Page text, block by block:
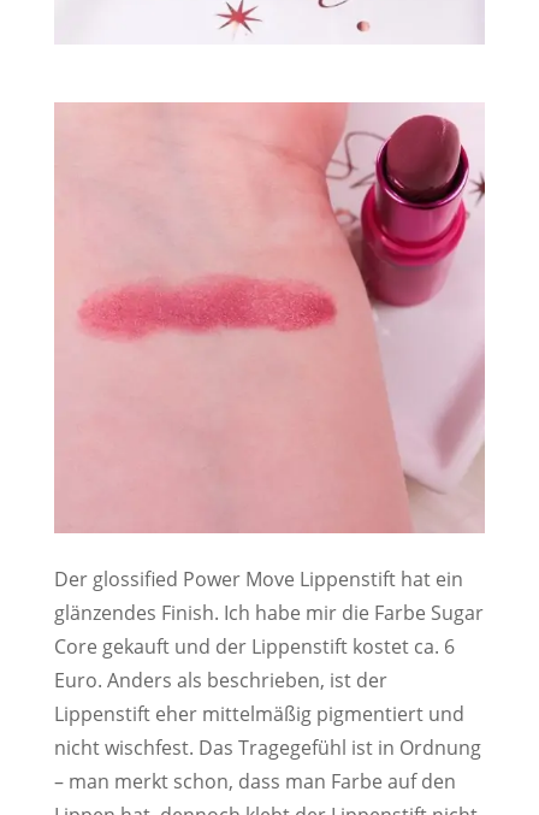
Der glossified Power Move Lippenstift hat ein
glänzendes Finish. Ich habe mir die Farbe Sugar
Core gekauft und der Lippenstift kostet ca. 6
Euro. Anders als beschrieben, ist der
Lippenstift eher mittelmäßig pigmentiert und
nicht wischfest. Das Tragegefühl ist in Ordnung
– man merkt schon, dass man Farbe auf den